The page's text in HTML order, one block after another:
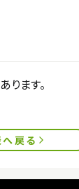
ます。
戻る